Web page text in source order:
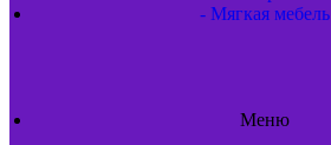
- Мягкая мебель
Меню